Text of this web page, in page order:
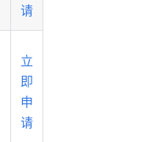
请
立
即
申
请